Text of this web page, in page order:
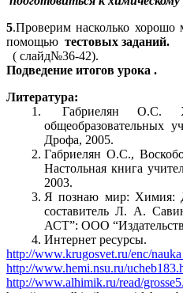
5.Проверим насколько хорошо
помощью тестовых заданий.
( слайд№36-42).
Подведение итогов урока .
Литература:
Габриелян О.С.
Дрофа, 2005.
Габриелян О.С.,
Настольная книга
2003.
Я познаю мир: Химия:
составитель Л. А.
АСТ”: ООО
Интернет ресурсы.
http://www.krugosvet.ru/enc/
http://www.hemi.nsu.ru/
http://www.alhimik.ru/read/